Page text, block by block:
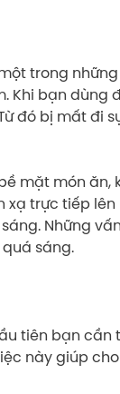
trong
Khi bạn dùng
đó bị mất đi
mặt món ăn,
xạ trực tiếp
Những
sáng.
tiên bạn cần
này giúp